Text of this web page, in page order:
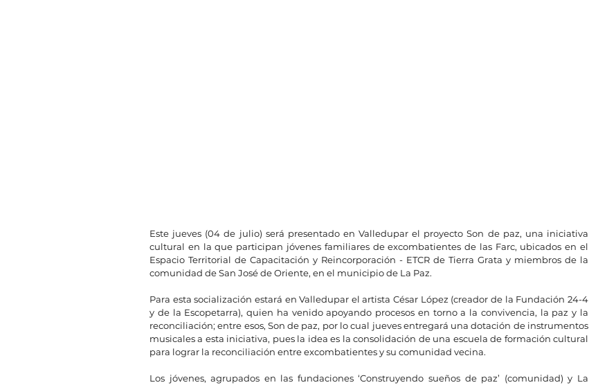
Este jueves (04 de julio) será presentado en Valledupar el proyecto Son de paz, una iniciativa
cultural en la que participan jóvenes familiares de excombatientes de las Farc, ubicados en el
Espacio Territorial de Capacitación y Reincorporación - ETCR de Tierra Grata y miembros de la
comunidad de San José de Oriente, en el municipio de La Paz.
Para esta socialización estará en Valledupar el artista César López (creador de la Fundación 24-4
y de la Escopetarra), quien ha venido apoyando procesos en torno a la convivencia, la paz y la
reconciliación; entre esos, Son de paz, por lo cual jueves entregará una dotación de instrumentos
musicales a esta iniciativa, pues la idea es la consolidación de una escuela de formación cultural
para lograr la reconciliación entre excombatientes y su comunidad vecina.
Los jóvenes, agrupados en las fundaciones ‘Construyendo sueños de paz’ (comunidad) y La